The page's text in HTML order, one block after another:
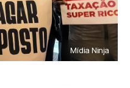
Mídia Ninja